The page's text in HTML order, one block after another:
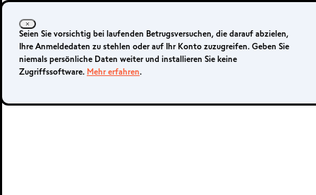
Seien Sie vorsichtig bei laufenden Betrugsversuchen, die darauf abzielen,
Ihre Anmeldedaten zu stehlen oder auf Ihr Konto zuzugreifen. Geben Sie
niemals persönliche Daten weiter und installieren Sie keine
Zugriffssoftware. Mehr erfahren.
Anmelden
Demo-Konto
Ihr Konto eröffnen